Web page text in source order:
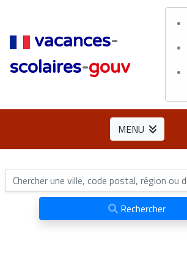
vacances-
scolaires-gouv
MENU
Rechercher